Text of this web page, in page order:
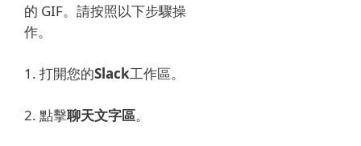
的 GIF。 請按照以下步驟操
作。
1. 打開您的Slack工作區。
2. 點擊聊天文字區。